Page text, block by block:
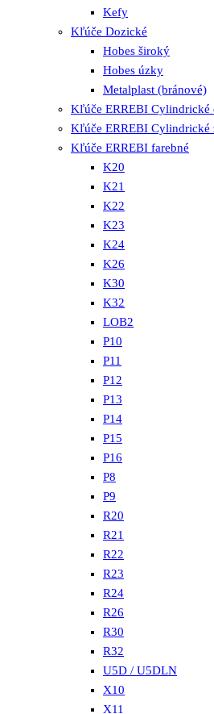
Kefy
Kľúče Dozické
Hobes široký
Hobes úzky
Metalplast (bránové)
Kľúče ERREBI Cylindrické
Kľúče ERREBI Cylindrické
Kľúče ERREBI farebné
K20
K21
K22
K23
K24
K26
K30
K32
LOB2
P10
P11
P12
P13
P14
P15
P16
P8
P9
R20
R21
R22
R23
R24
R26
R30
R32
U5D / U5DLN
X10
X11